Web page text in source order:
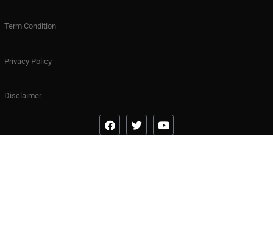
Term Condition
Privacy Policy
Disclaimer